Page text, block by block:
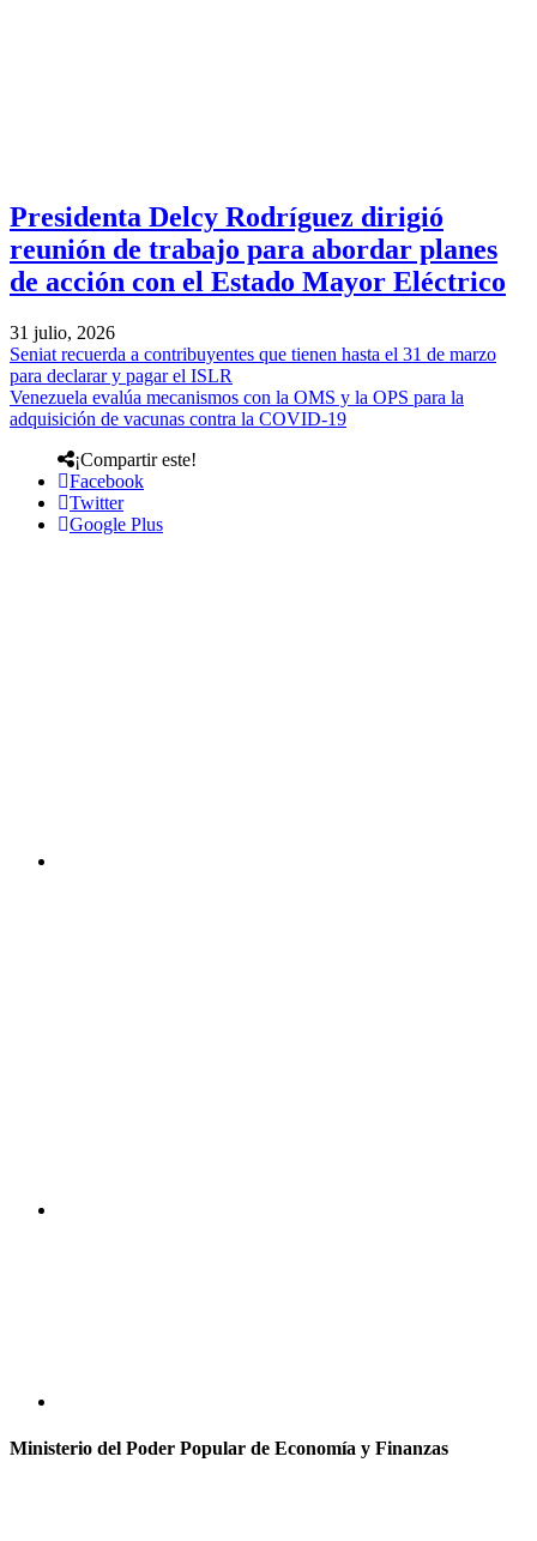
Presidenta Delcy Rodríguez dirigió
reunión de trabajo para abordar planes
de acción con el Estado Mayor Eléctrico
31 julio, 2026
Seniat recuerda a contribuyentes que tienen hasta el 31 de marzo
para declarar y pagar el ISLR
Venezuela evalúa mecanismos con la OMS y la OPS para la
adquisición de vacunas contra la COVID-19
¡Compartir este!
Facebook
Twitter
Google Plus
Ministerio del Poder Popular de Economía y Finanzas